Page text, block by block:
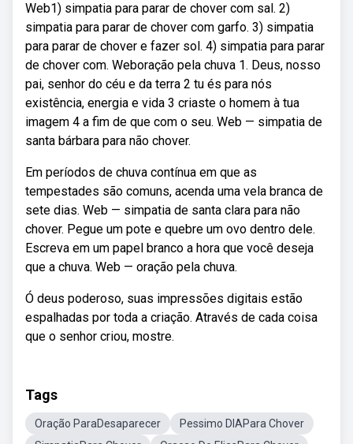
Web1) simpatia para parar de chover com sal. 2)
simpatia para parar de chover com garfo. 3) simpatia
para parar de chover e fazer sol. 4) simpatia para parar
de chover com. Weboração pela chuva 1. Deus, nosso
pai, senhor do céu e da terra 2 tu és para nós
existência, energia e vida 3 criaste o homem à tua
imagem 4 a fim de que com o seu. Web — simpatia de
santa bárbara para não chover.
Em períodos de chuva contínua em que as
tempestades são comuns, acenda uma vela branca de
sete dias. Web — simpatia de santa clara para não
chover. Pegue um pote e quebre um ovo dentro dele.
Escreva em um papel branco a hora que você deseja
que a chuva. Web — oração pela chuva.
Ó deus poderoso, suas impressões digitais estão
espalhadas por toda a criação. Através de cada coisa
que o senhor criou, mostre.
Tags
Oração ParaDesaparecer
Pessimo DIAPara Chover